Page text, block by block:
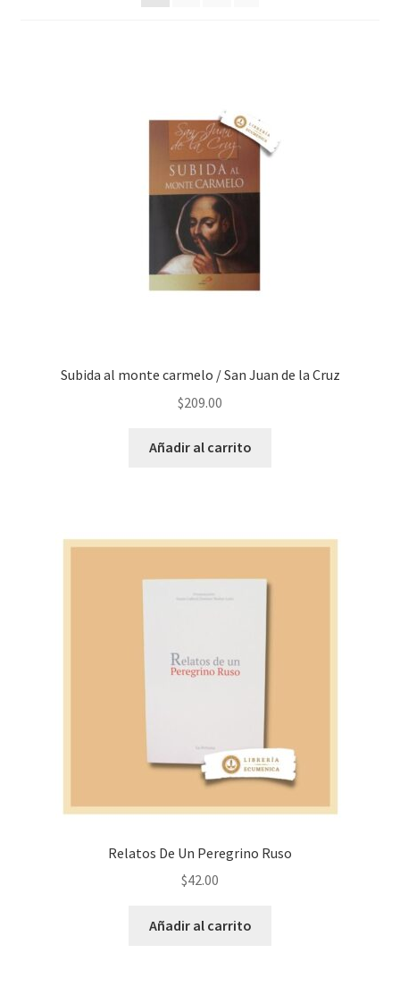
Subida al monte carmelo / San Juan de la Cruz
$209.00
Añadir al carrito
Relatos De Un Peregrino Ruso
$42.00
Añadir al carrito